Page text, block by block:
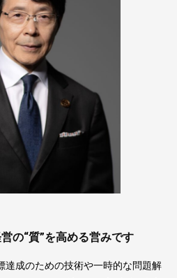
の“質”を高める営みです
達成のための技術や一時的な問題解